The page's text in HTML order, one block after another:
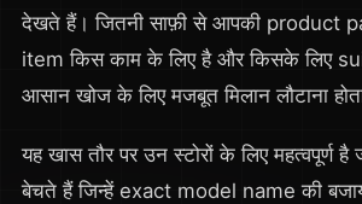
देखते हैं। जितनी साफ़ी से आपकी product
item किस काम के लिए है और किसके लिए
आसान खोज के लिए मजबूत मिलान लौटाना
यह खास तौर पर उन स्टोरों के लिए महत्वपूर्ण
बेचते हैं जिन्हें exact model name की